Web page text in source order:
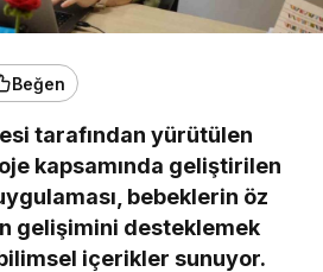
Beğen
tarafından yürütülen
kapsamında geliştirilen
bebeklerin öz
gelişimini desteklemek
içerikler sunuyor.